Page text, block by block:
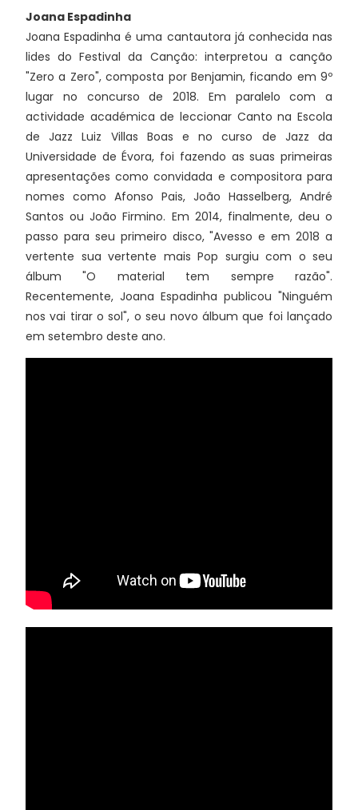
Joana Espadinha
Joana Espadinha é uma cantautora já conhecida nas
lides do Festival da Canção: interpretou a canção
"Zero a Zero", composta por Benjamin, ficando em 9º
lugar no concurso de 2018. Em paralelo com a
actividade académica de leccionar Canto na Escola
de Jazz Luiz Villas Boas e no curso de Jazz da
Universidade de Évora, foi fazendo as suas primeiras
apresentações como convidada e compositora para
nomes como Afonso Pais, João Hasselberg, André
Santos ou João Firmino. Em 2014, finalmente, deu o
passo para seu primeiro disco, "Avesso e em 2018 a
vertente sua vertente mais Pop surgiu com o seu
álbum "O material tem sempre razão".
Recentemente, Joana Espadinha publicou "Ninguém
nos vai tirar o sol", o seu novo álbum que foi lançado
em setembro deste ano.